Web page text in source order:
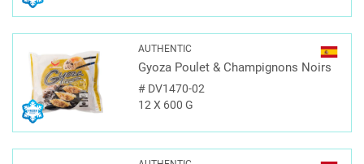
AUTHENTIC
Gyoza Poulet & Champignons Noirs
#DV1470-02
12 X 600 G